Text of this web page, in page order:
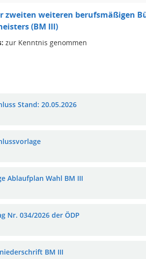
zweiten weiteren berufsmäßigen
(BM III)
zur Kenntnis genommen
Stand: 20.05.2026
Ablaufplan Wahl BM III
Nr. 034/2026 der ÖDP
BM III